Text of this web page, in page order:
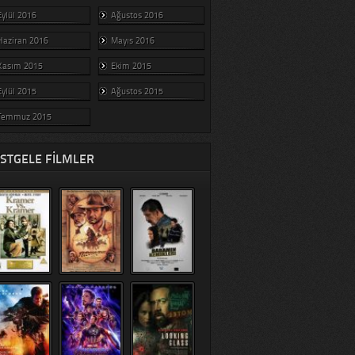
2016 Ağustos 2016
2016 Mayıs 2016
2015 Ekim 2015
2015 Ağustos 2015
2015
FILMLER